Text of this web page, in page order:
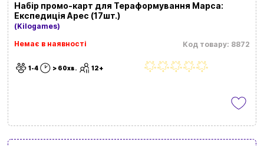
Набір промо-карт для Тераформування Марса:
Експедиція Арес (17шт.)
(Kilogames)
Код товару: 8872
Немає в наявності
1-4 > 60хв. 12+